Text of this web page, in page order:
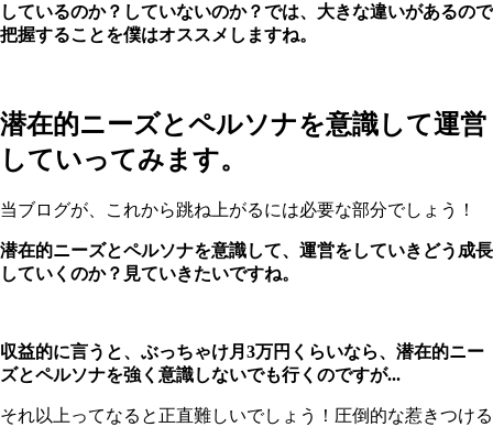
しているのか？していないのか？では、大きな違いがあるので
把握することを僕はオススメしますね。
潜在的ニーズとペルソナを意識して運営
していってみます。
当ブログが、これから跳ね上がるには必要な部分でしょう！
潜在的ニーズとペルソナを意識して、運営をしていきどう成長
していくのか？見ていきたいですね。
収益的に言うと、ぶっちゃけ月3万円くらいなら、潜在的ニー
ズとペルソナを強く意識しないでも行くのですが...
それ以上ってなると正直難しいでしょう！圧倒的な惹きつける